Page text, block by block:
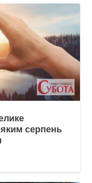
серпень